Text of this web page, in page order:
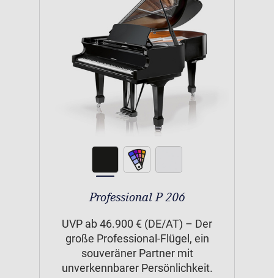
Professional P 206
UVP ab 46.900 € (DE/AT) – Der
große Professional-Flügel, ein
souveräner Partner mit
unverkennbarer Persönlichkeit.